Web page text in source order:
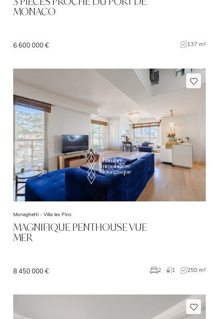
MONACO
6 600 000 € 137 m²
Moneghetti - Villa les Pins
MAGNIFIQUE PENTHOUSE VUE
MER
8 450 000 € 2 1 250 m²